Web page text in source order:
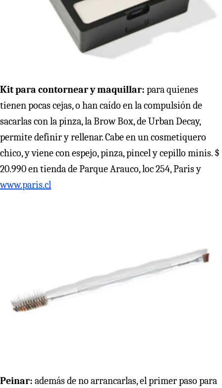
Kit para contornear y maquillar: para quienes
tienen pocas cejas, o han caído en la compulsión de
sacarlas con la pinza, la Brow Box, de Urban Decay,
permite definir y rellenar. Cabe en un cosmetiquero
chico, y viene con espejo, pinza, pincel y cepillo minis. $
20.990 en tienda de Parque Arauco, loc 254, Paris y
www.paris.cl
Peinar: además de no arrancarlas, el primer paso para